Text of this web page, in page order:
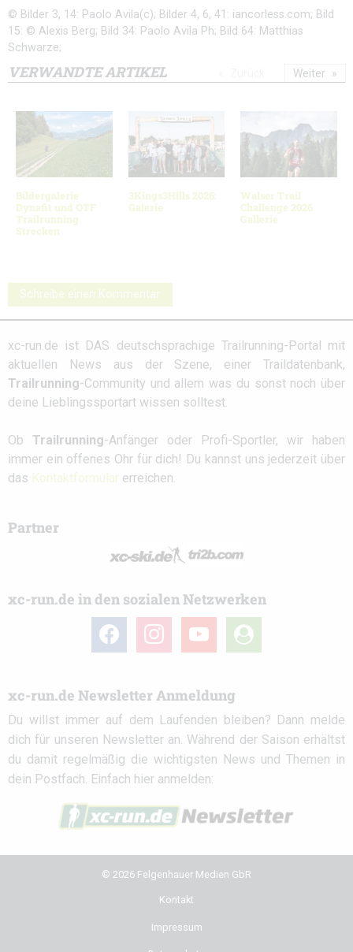
© Bilder 3, 14: Paolo Avila(c); Bilder 4, 6, 41: iancorless.com; Bild
15: © Alexis Berg; Bild 34: Paolo Avila Ph; Bild 64: Matthias
Schwarze;
VERWANDTE ARTIKEL
Bildergalerie
Dynafit und OTF
Trailrunning
Strecken
3Kings3Hills 2026:
Galerie
Walser Trail
Challenge 2026
Gallerie
Weiter
Schreibe einen Kommentar
xc-run.de ist DAS deutschsprachige Trailrunning-Portal mit
aktuellen News aus der Szene, einer Traildatenbank,
Trailrunning-Community und allem was du sonst noch über
deine Lieblingssportart wissen solltest.
Ob Trailrunning-Anfänger oder Profi-Sportler, wir haben
immer ein offenes Ohr für dich! Du kannst uns jederzeit über
das Kontaktformular erreichen.
Partner
xc-run.de in den sozialen Netzwerken
facebook instagramyoutube
user-
circle
xc-run.de Newsletter Anmeldung
Du willst immer auf dem Laufenden bleiben? Dann melde
dich für unseren Newsletter an. Während der Saison erhältst
du damit regelmäßig die wichtigsten News und Themen in
dein Postfach. Einfach hier anmelden:
© 2026 Felgenhauer Medien GbR
Kontakt
Impressum